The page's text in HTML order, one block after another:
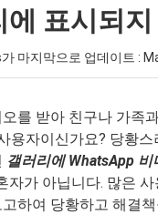
에 표시되
마지막으로 업데이트 :
를 받아 친구나 가족
용자이신가요? 당황스
갤러리에 WhatsApp
자가 아닙니다. 많은 사
하여 당황하고 해결